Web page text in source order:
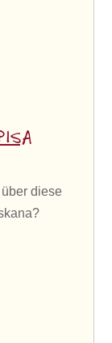
diese